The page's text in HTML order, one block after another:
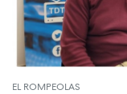
EL ROMPEOLAS